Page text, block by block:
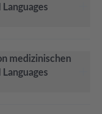
medizinischen